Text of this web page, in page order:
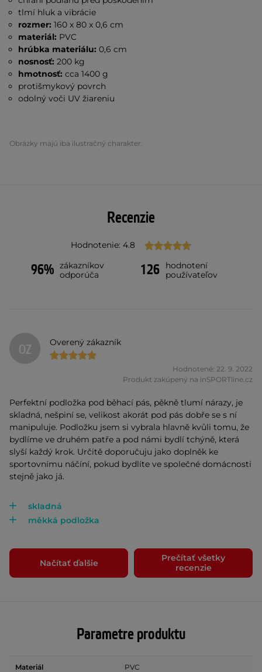
tlmí hluk a vibrácie
rozmer: 160 x 80 x 0,6 cm
materiál: PVC
hrúbka materiálu: 0,6 cm
nosnosť:200 kg
hmotnosť: cca 1400 g
protišmykový povrch
odolný voči UV žiareniu
Obrázky majú iba ilustračný charakter.
Recenzie
Hodnotenie: 4.8
96% zákazníkov
odporúča
126
hodnotení
používateľov
OZ Overený zákazník
Hodnotené: 22. 9. 2022
Produkt zakúpený na inSPORTline.cz
Perfektní podložka pod běhací pás, pěkně tlumí nárazy, je
skladná, nešpiní se, velikost akorát pod pás dobře se s ní
manipuluje. Podložku jsem si vybrala hlavně kvůli tomu, že
bydlíme ve druhém patře a pod námi bydlí tchýně, která
slyší každý krok. Určitě doporučuju jako doplněk ke
sportovnímu náčíní, pokud bydlíte ve společné domácnosti
stejně jako já.
skladná
měkká podložka
Načítať ďalšie
Prečítať všetky
recenzie
Parametre produktu
Materiál PVC